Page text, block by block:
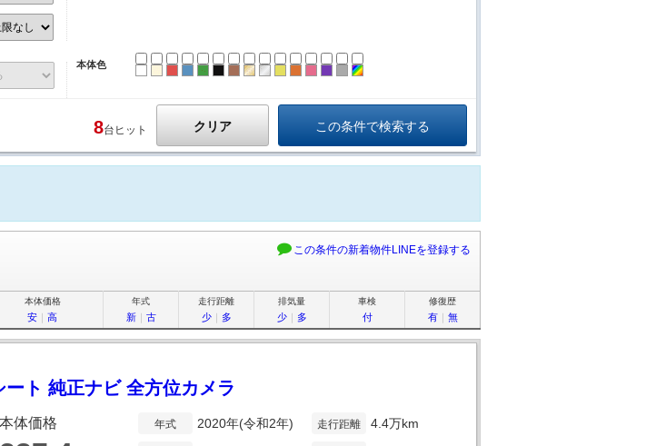
本体色
レッドブルーグリーン
ブラック
ブラウンゴールド パープル
グレー
クリア
8台ヒット
この条件の新着物件LINEを登録する
本体価格
安 ｜ 高
年式
新｜ 古
走行距離
少｜ 多
排気量
少｜ 多
車検
付
修復歴
有｜ 無
ト 純正ナビ 全方位カメラ
本体価格 年式 2020年(令和2年) 走行距離 4.4万km